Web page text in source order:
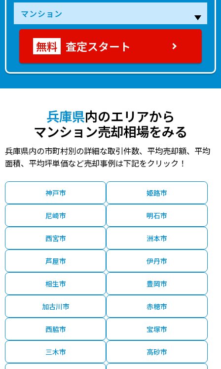
査定スタート
兵庫県内のエリアから
マンション売却相場をみる
兵庫県内の市町村別の詳細な取引件数、平均売却額、平均
面積、平均坪単価など売却事例は下記をクリック！
神戸市 姫路市
尼崎市 明石市
西宮市 洲本市
芦屋市 伊丹市
相生市 豊岡市
加古川市 赤穂市
西脇市 宝塚市
三木市 高砂市